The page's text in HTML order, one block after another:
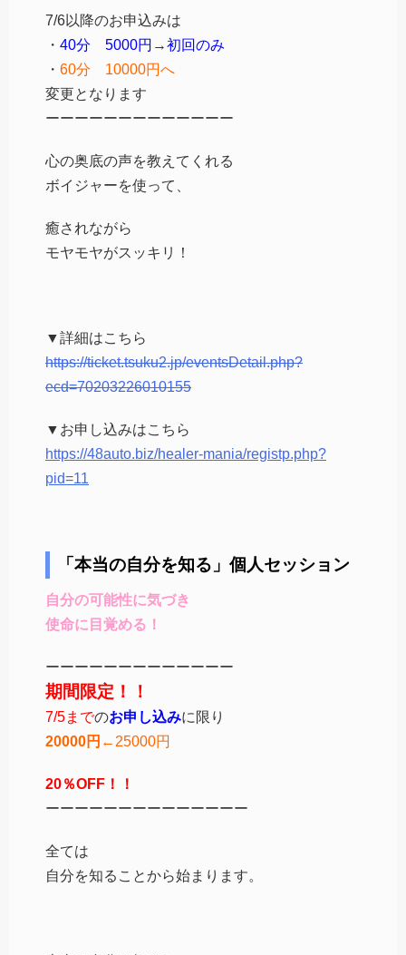
7/6以降のお申込みは
・ 40分 5000円 →初回のみ
・ 60分 10000円へ
変更となります
ーーーーーーーーーーーーー
心の奥底の声を教えてくれる
ボイジャーを使って、
癒されながら
モヤモヤがスッキリ！
▼詳細はこちら
https://ticket.tsuku2.jp/eventsDetail.php?
ecd=70203226010155
▼お申し込みはこちら
https://48auto.biz/healer-mania/registp.php?
pid=11
「本当の自分を知る」個人セッション
自分の可能性に気づき
使命に目覚める！
ーーーーーーーーーーーーー
期間限定！！
7/5までのお申し込みに限り
20000円 ←25000円
20％OFF！！
ーーーーーーーーーーーーーー
全ては
自分を知ることから始まります。